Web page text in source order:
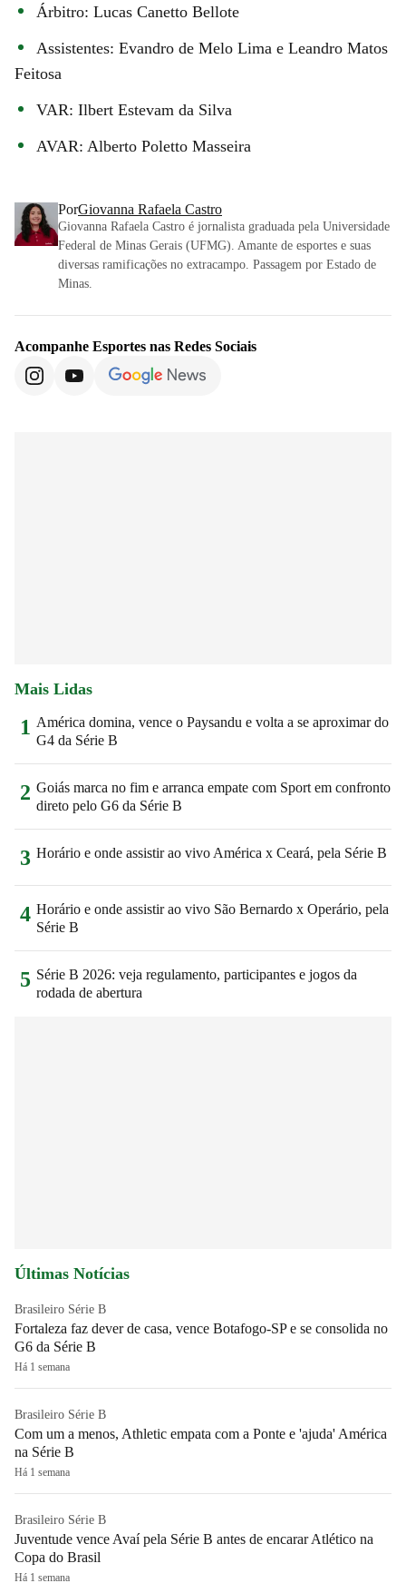
Árbitro: Lucas Canetto Bellote
Assistentes: Evandro de Melo Lima e Leandro Matos
Feitosa
VAR: Ilbert Estevam da Silva
AVAR: Alberto Poletto Masseira
PorGiovanna Rafaela Castro
Giovanna Rafaela Castro é jornalista graduada pela Universidade
Federal de Minas Gerais (UFMG). Amante de esportes e suas
diversas ramificações no extracampo. Passagem por Estado de
Minas.
Acompanhe Esportes nas Redes Sociais
Mais Lidas
1 América domina, vence o Paysandu e volta a se aproximar do
G4 da Série B
2 Goiás marca no fim e arranca empate com Sport em confronto
direto pelo G6 da Série B
3 Horário e onde assistir ao vivo América x Ceará, pela Série B
4 Horário e onde assistir ao vivo São Bernardo x Operário, pela
Série B
5 Série B 2026: veja regulamento, participantes e jogos da
rodada de abertura
Últimas Notícias
Brasileiro Série B
Fortaleza faz dever de casa, vence Botafogo-SP e se consolida no
G6 da Série B
Há 1 semana
Brasileiro Série B
Com um a menos, Athletic empata com a Ponte e 'ajuda' América
na Série B
Há 1 semana
Brasileiro Série B
Juventude vence Avaí pela Série B antes de encarar Atlético na
Copa do Brasil
Há 1 semana